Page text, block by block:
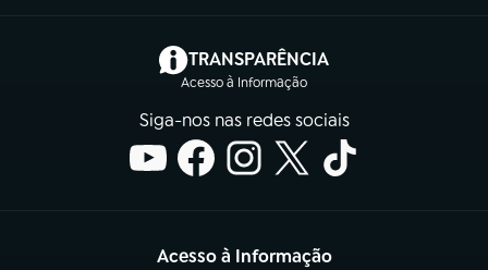
TRANSPARÊNCIA
Acesso à Informação
(abre em nova aba)
Siga-nos nas redes sociais
Acesso à Informação